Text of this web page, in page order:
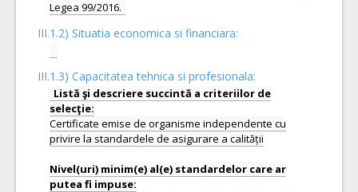
III.1.2) Situatia economica si financiara:
III.1.3) Capacitatea tehnica si profesionala:
Listă şi descriere succintă a criteriilor de
Certificate emise de organisme independente cu
privire la standardele de asigurare a calității
Nivel(uri) minim(e) al(e) standardelor care ar